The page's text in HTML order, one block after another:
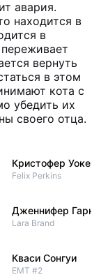
авария.
находится в
в
вернуть
в этом
кота с
убедить их
своего отца.
Кристофер Уокен
Felix Perkins
Дженнифер Гарнер
Lara Brand
Кваси Сонгуи
EMT #2